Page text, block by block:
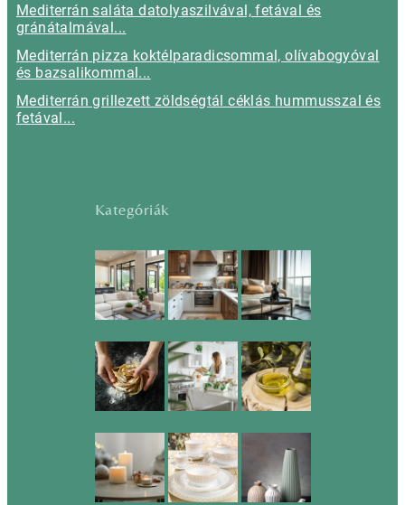
Mediterrán saláta datolyaszilvával, fetával és
gránátalmával...
Mediterrán pizza koktélparadicsommal, olívabogyóval
és bazsalikommal...
Mediterrán grillezett zöldségtál céklás hummusszal és
fetával...
Kategóriák